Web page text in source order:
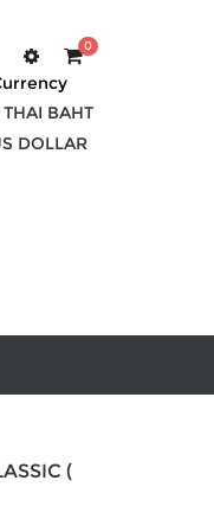
0
BAHT
DOLLAR
(